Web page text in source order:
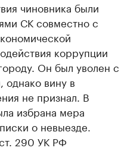
чиновника были
СК совместно с
коррупции
Он был уволен с
однако вину в
не признал. В
избрана мера
о невыезде.
290 УК РФ